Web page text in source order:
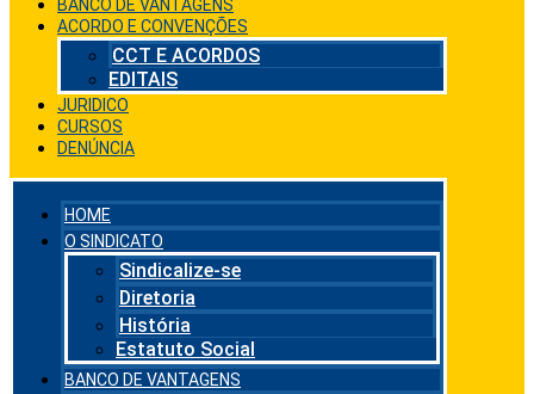
BANCO DE VANTAGENS
ACORDO E CONVENÇÕES
CCT E ACORDOS
EDITAIS
JURIDICO
CURSOS
DENÚNCIA
HOME
O SINDICATO
Sindicalize-se
Diretoria
História
Estatuto Social
BANCO DE VANTAGENS